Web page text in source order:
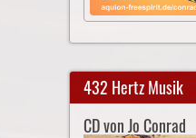
432 Hertz Musik
CD von Jo Conrad